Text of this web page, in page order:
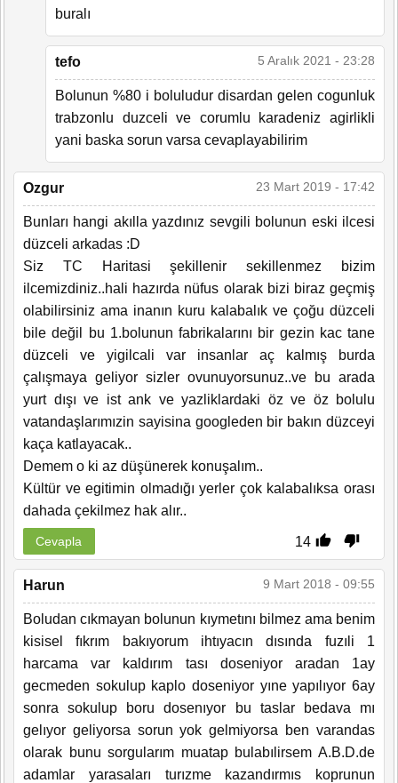
buralı
tefo 5 Aralık 2021 - 23:28
Bolunun %80 i boluludur disardan gelen cogunluk
trabzonlu duzceli ve corumlu karadeniz agirlikli
yani baska sorun varsa cevaplayabilirim
Ozgur 23 Mart 2019 - 17:42
Bunları hangi akılla yazdınız sevgili bolunun eski ilcesi
düzceli arkadas :D
Siz TC Haritasi şekillenir sekillenmez bizim
ilcemizdiniz..hali hazırda nüfus olarak bizi biraz geçmiş
olabilirsiniz ama inanın kuru kalabalık ve çoğu düzceli
bile değil bu 1.bolunun fabrikalarını bir gezin kac tane
düzceli ve yigilcali var insanlar aç kalmış burda
çalışmaya geliyor sizler ovunuyorsunuz..ve bu arada
yurt dışı ve ist ank ve yazliklardaki öz ve öz bolulu
vatandaşlarımızin sayisina googleden bir bakın düzceyi
kaça katlayacak..
Demem o ki az düşünerek konuşalım..
Kültür ve egitimin olmadığı yerler çok kalabalıksa orası
dahada çekilmez hak alır..
14
Cevapla
Harun 9 Mart 2018 - 09:55
Boludan cıkmayan bolunun kıymetını bilmez ama benim
kisisel fıkrım bakıyorum ihtıyacın dısında fuzıli 1
harcama var kaldırım tası doseniyor aradan 1ay
gecmeden sokulup kaplo doseniyor yıne yapılıyor 6ay
sonra sokulup boru dosenıyor bu taslar bedava mı
gelıyor geliyorsa sorun yok gelmiyorsa ben varandas
olarak bunu sorgularım muatap bulabılirsem A.B.D.de
adamlar yarasaları turızme kazandırmıs koprunun